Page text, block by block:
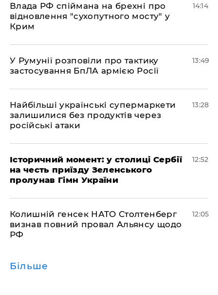
Влада РФ спіймана на брехні про
відновлення "сухопутного мосту" у
Крим
14:14
У Румунії розповіли про тактику
застосування БпЛА армією Росії
13:49
Найбільші українські супермаркети
залишилися без продуктів через
російські атаки
13:28
Історичний момент: у столиці Сербії
на честь приїзду Зеленського
пролунав Гімн України
12:52
Колишній генсек НАТО Столтенберг
визнав повний провал Альянсу щодо
РФ
12:05
Більше